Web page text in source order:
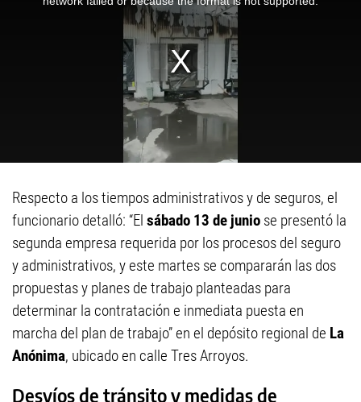
Respecto a los tiempos administrativos y de seguros, el
funcionario detalló: “El sábado 13 de junio se presentó la
segunda empresa requerida por los procesos del seguro
y administrativos, y este martes se compararán las dos
propuestas y planes de trabajo planteadas para
determinar la contratación e inmediata puesta en
marcha del plan de trabajo” en el depósito regional de La
Anónima, ubicado en calle Tres Arroyos.
Desvíos de tránsito y medidas de